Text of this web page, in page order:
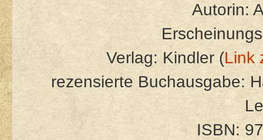
Autorin:
Verlag: Kindler (Link
rezensierte Buchausgabe:
ISBN: